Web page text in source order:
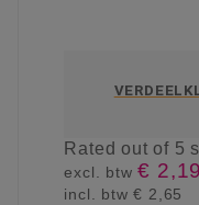
Ratedout of 5
excl. btw€ 2,19
incl. btw€ 2,65